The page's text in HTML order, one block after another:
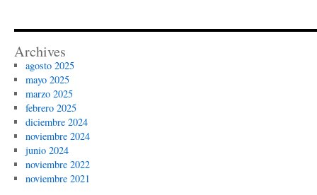
Archives
agosto 2025
mayo 2025
marzo 2025
febrero 2025
diciembre 2024
noviembre 2024
junio 2024
noviembre 2022
noviembre 2021